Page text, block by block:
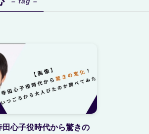
田心子役時代から驚きの